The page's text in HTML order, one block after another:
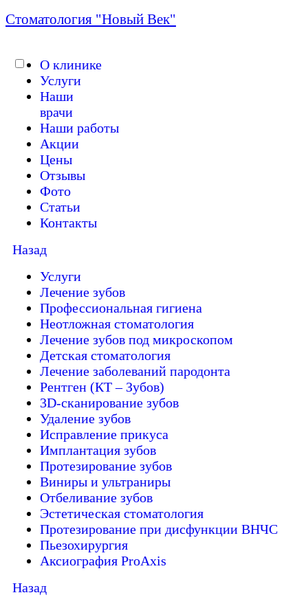
Стоматология "Новый Век"
О клинике
Услуги
Наши
врачи
Наши работы
Акции
Цены
Отзывы
Фото
Статьи
Контакты
Назад
Услуги
Лечение зубов
Профессиональная гигиена
Неотложная стоматология
Лечение зубов под микроскопом
Детская стоматология
Лечение заболеваний пародонта
Рентген (КТ – Зубов)
3D-cканирование зубов
Удаление зубов
Исправление прикуса
Имплантация зубов
Протезирование зубов
Виниры и ультраниры
Отбеливание зубов
Эстетическая стоматология
Протезирование при дисфункции ВНЧС
Пьезохирургия
Аксиография ProAxis
Назад